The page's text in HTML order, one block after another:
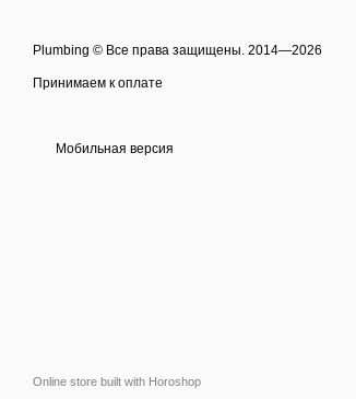
Plumbing © Все права защищены. 2014—2026
Принимаем к оплате
Мобильная версия
Online store built with Horoshop